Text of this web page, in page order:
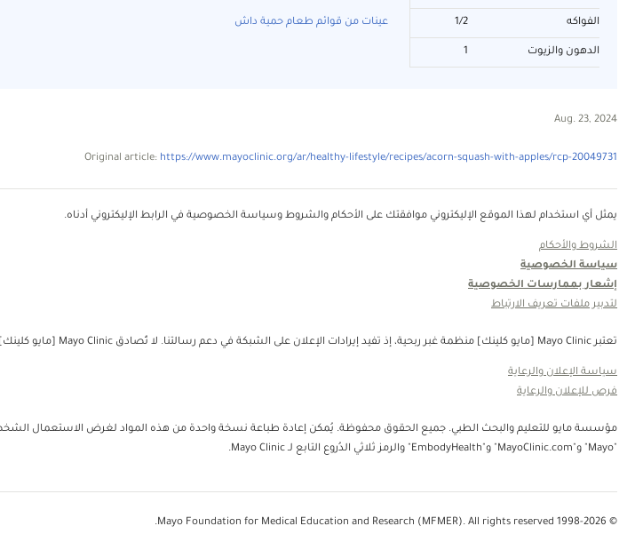
الفواكه 1/2
الدهون والزيوت 1
عينات من قوائم طعام حمية داش
Aug. 23, 2024
Original article: https://www.mayoclinic.org/ar/healthy-lifestyle/recipes/acorn-squash-with-apples/rcp-20049731
يمثل أي استخدام لهذا الموقع الإليكتروني موافقتك على الأحكام والشروط وسياسة الخصوصية في الرابط الإليكتروني أدناه.
الشروط والأحكام
سياسة الخصوصية
إشعار بممارسات الخصوصية
لتدبير ملفات تعريف الارتباط
تعتبر Mayo Clinic [مايو كلينك] منظمة غبر ربحية، إذ تفيد إيرادات الإعلان على الشبكة في دعم رسالتنا. لا تُصادق Mayo Clinic [مايو كلينك] على منتجات الجهة الثالثة أو الخدمات التي يتم الإعلان عنها. Mayo Clinic [مايو كلينك] منظمة غير ربحية. قم بالتبرع.
سياسة الإعلان والرعاية
فرص للإعلان والرعاية
"Mayo" و"MayoClinic.com" و"EmbodyHealth" والرمز ثلاثي الدُروع التابع لـ Mayo Clinic.
© 1998-2026 Mayo Foundation for Medical Education and Research (MFMER). All rights reserved.